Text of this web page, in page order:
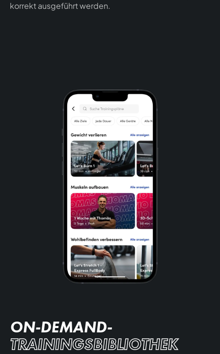
korrekt ausgeführt werden.
ON-DEMAND-
TRAININGSBIBLIOTHEK